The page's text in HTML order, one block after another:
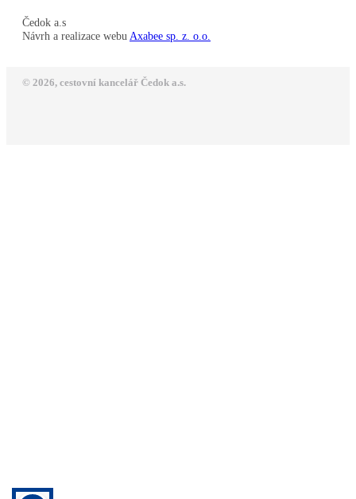
Čedok a.s
Návrh a realizace webu Axabee sp. z. o.o.
© 2026, cestovní kancelář Čedok a.s.